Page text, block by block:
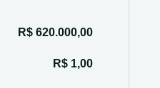
R$ 620.000,00
R$ 1,00